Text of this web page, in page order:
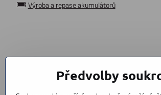
Výroba a repase akumulátorů
Předvolby